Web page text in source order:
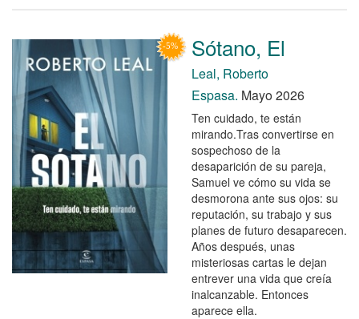
Sótano, El
Leal, Roberto
Espasa. Mayo 2026
Ten cuidado, te están
mirando.Tras convertirse en
sospechoso de la
desaparición de su pareja,
Samuel ve cómo su vida se
desmorona ante sus ojos: su
reputación, su trabajo y sus
planes de futuro desaparecen.
Años después, unas
misteriosas cartas le dejan
entrever una vida que creía
inalcanzable. Entonces
aparece ella.